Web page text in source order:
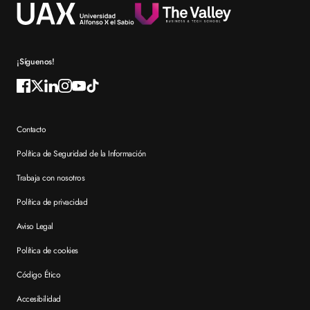
Reconocimientos
¡Síguenos!
Contacto
Política de Seguridad de la Información
Trabaja con nosotros
Política de privacidad
Aviso Legal
Política de cookies
Código Ético
Accesibilidad